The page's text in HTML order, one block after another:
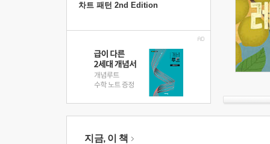
차트 패턴 2nd Edition
지금, 이 책